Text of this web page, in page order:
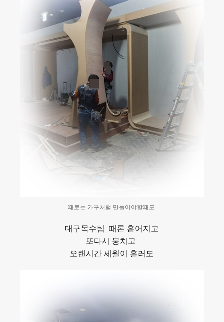
때로는 가구처럼 만들어야할때도
대구목수팀 때론 흩어지고
또다시 뭉치고
오랜시간 세월이 흘러도